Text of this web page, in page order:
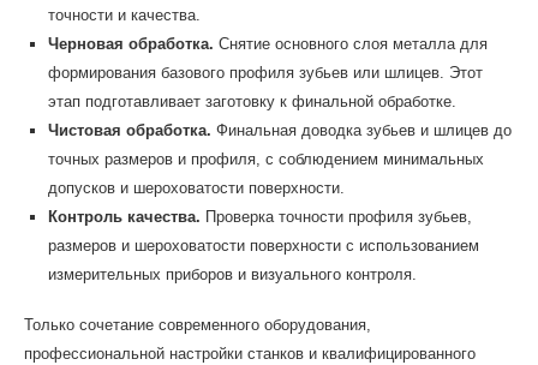
точности и качества.
Черновая обработка. Снятие основного слоя металла для
формирования базового профиля зубьев или шлицев. Этот
этап подготавливает заготовку к финальной обработке.
Чистовая обработка. Финальная доводка зубьев и шлицев до
точных размеров и профиля, с соблюдением минимальных
допусков и шероховатости поверхности.
Контроль качества. Проверка точности профиля зубьев,
размеров и шероховатости поверхности с использованием
измерительных приборов и визуального контроля.
Только сочетание современного оборудования,
профессиональной настройки станков и квалифицированного